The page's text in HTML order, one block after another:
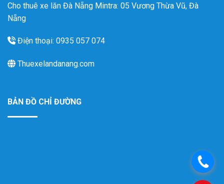
Cho thuê xe lăn Đà Nẵng Mintra: 05 Vương Thừa Vũ, Đà
Nẵng
Điện thoại: 0935 057 074
Thuexelandanang.com
BẢN ĐỒ CHỈ ĐƯỜNG
.